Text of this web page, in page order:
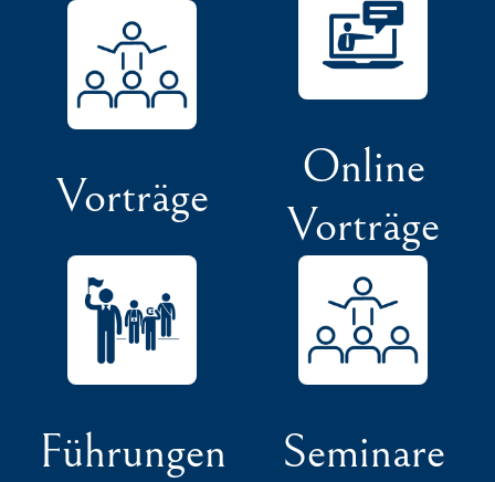
Vorträge
Online
Vorträge
Führungen Seminare